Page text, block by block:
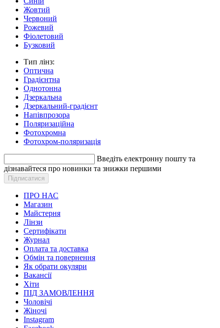
Жовтий
Червоний
Рожевий
Фіолетовий
Бузковий
Тип лінз:
Оптична
Градієнтна
Однотонна
Дзеркальна
Дзеркальний-градієнт
Напівпрозора
Поляризаційна
Фотохромна
Фотохром-поляризація
Введіть електронну пошту та
дізнавайтеся про новинки та знижки першими
ПРО НАС
Магазин
Майстерня
Лінзи
Сертифікати
Журнал
Оплата та доставка
Обмін та повернення
Як обрати окуляри
Вакансії
Хіти
ПІД ЗАМОВЛЕННЯ
Чоловічі
Жіночі
Instagram